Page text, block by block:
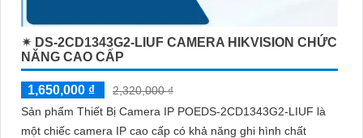
✴ DS-2CD1343G2-LIUF CAMERA HIKVISION CHỨC
NĂNG CAO CẤP
1,650,000 ₫
2,320,000 ₫
Sản phẩm Thiết Bị Camera IP POEDS-2CD1343G2-LIUF là
một chiếc camera IP cao cấp có khả năng ghi hình chất